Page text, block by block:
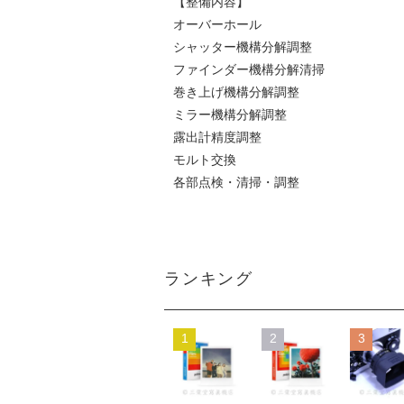
オーバーホール
シャッター機構分解調整
ファインダー機構分解清掃
巻き上げ機構分解調整
ミラー機構分解調整
露出計精度調整
モルト交換
各部点検・清掃・調整
ランキング
1 2 3